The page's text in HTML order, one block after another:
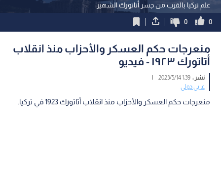
علم تركيا بالقرب من جسر أتاتورك الشهير
0
0
منعرجات حكم العسكر والأحزاب منذ انقلاب
أتاتورك ١٩٢٣ - فيديو
نشر :1:39 2023/5/14
|
عربي دولي
منعرجات حكم العسكر والأحزاب منذ انقلاب أتاتورك 1923 في تركيا.